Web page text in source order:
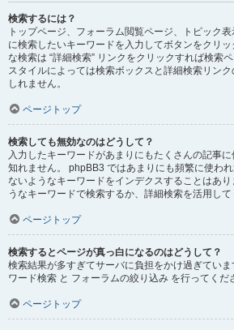
検索するには？
トップページ、フォーラム閲覧ページ、トピック
に検索したいキーワードを入力してボタンをクリ
な検索は “詳細検索” リンクをクリックすれば検索
スタイルによっては検索ボックスと詳細検索リン
しれません。
ページトップ
検索しても無効なのはどうして？
入力したキーワードがあまりにもたくさんの記事
知れません。 phpBB3 ではあまりにも頻繁に使わ
ないようなキーワードをインデクスすることはあ
うなキーワードで検索するか、詳細検索を活用して
ページトップ
検索するとページが真っ白になるのはどうして？
検索結果が多すぎてサーバに負担をかけ過ぎてい
ワード検索 と フォーラムの絞り込み を行ってくだ
ページトップ